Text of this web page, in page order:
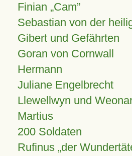
Finian Cam
Sebastian von der
Gibert und Gefährten
Goran von Cornwall
Hermann
Juliane Engelbrecht
Llewellwyn und
Martius
200 Soldaten
Rufinus „der